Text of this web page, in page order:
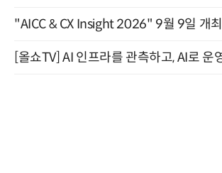
"AICC & CX Insight 2026" 9월 9일 개최